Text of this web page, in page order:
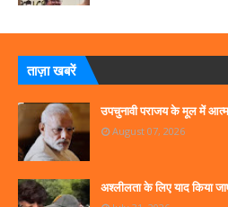
ताज़ा खबरें
उपचुनावी पराजय के मूल में
August 07, 2026
अश्लीलता के लिए याद किया